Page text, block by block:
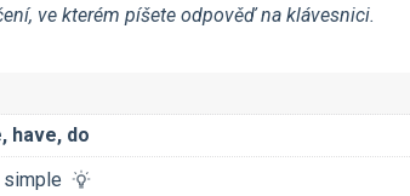
ve kterém píšete odpověď na klávesnici.
have, do
simple